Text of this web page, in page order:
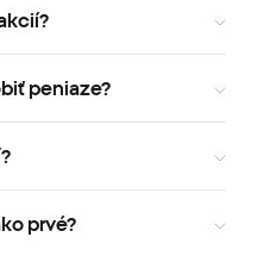
peniaze?
prvé?